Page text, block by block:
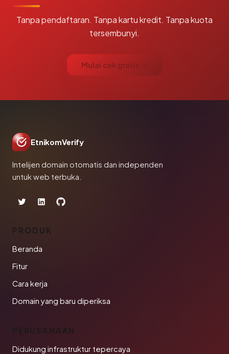
Tanpa pendaftaran. Tanpa kartu kredit. Tanpa kuota
tersembunyi.
Mulai cek gratis →
EtnikomVerify
Intelijen domain otomatis dan independen
untuk web terbuka.
PRODUK
Beranda
Fitur
Cara kerja
Domain yang baru diperiksa
PERUSAHAAN
Didukung infrastruktur tepercaya